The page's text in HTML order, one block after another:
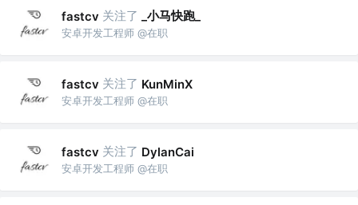
fastcv 关注了 _小马快跑_
安卓开发工程师 @在职
fastcv 关注了 KunMinX
安卓开发工程师 @在职
fastcv 关注了 DylanCai
安卓开发工程师 @在职